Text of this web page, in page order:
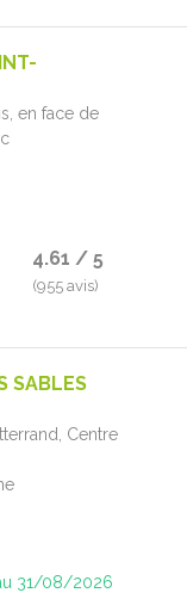
en face de
4.61 / 5
(955 avis)
SABLES
Centre
31/08/2026